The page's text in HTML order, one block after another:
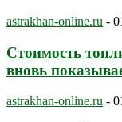
astrakhan-online.ru -
Стоимость
вновь
astrakhan-online.ru -